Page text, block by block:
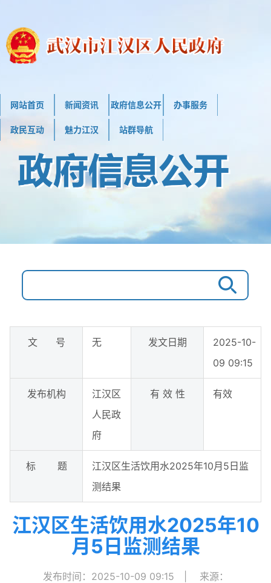
网站首页 新闻资讯 政府信息公开 办事服务
政民互动 魅力江汉 站群导航
文 号 无 发文日期
2025-10-
09 09:15
发布机构
江汉区
人民政
府
有 效 性 有效
标 题
江汉区生活饮用水2025年10月5日监
测结果
江汉区生活饮用水2025年10
月5日监测结果
发布时间：2025-10-09 09:15 来源：